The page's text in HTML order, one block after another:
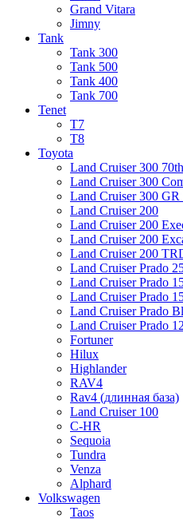
Grand Vitara
Jimny
Tank
Tank 300
Tank 500
Tank 400
Tank 700
Tenet
T7
T8
Toyota
Land Cruiser 300
Land Cruiser 300
Land Cruiser 300 GR
Land Cruiser 200
Land Cruiser 200
Land Cruiser 200
Land Cruiser 200
Land Cruiser Prado
Land Cruiser Prado
Land Cruiser Prado
Land Cruiser Prado
Land Cruiser Prado
Fortuner
Hilux
Highlander
RAV4
Rav4 (длинная база)
Land Cruiser 100
C-HR
Sequoia
Tundra
Venza
Alphard
Volkswagen
Taos